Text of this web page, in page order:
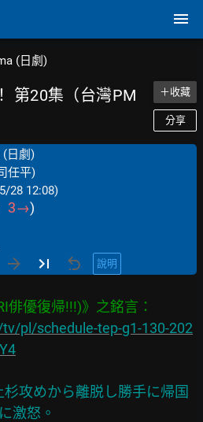
(日劇)
第20集（台灣PM
＋收藏
分享
(日劇)
任平)
28 12:08)
3→)
說明
pl/schedule-tep-g1-130-202
攻めから離脱し勝手に帰国
激怒。